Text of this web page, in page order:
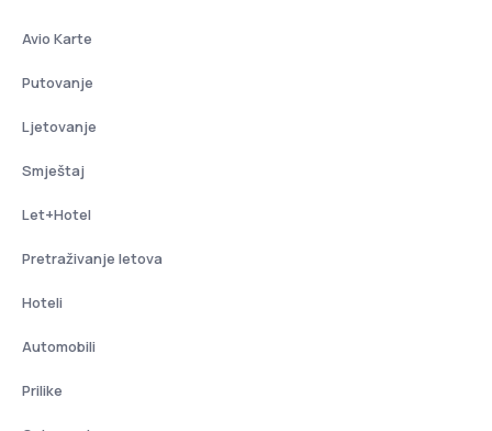
Avio Karte
Putovanje
Ljetovanje
Smještaj
Let+Hotel
Pretraživanje letova
Hoteli
Automobili
Prilike